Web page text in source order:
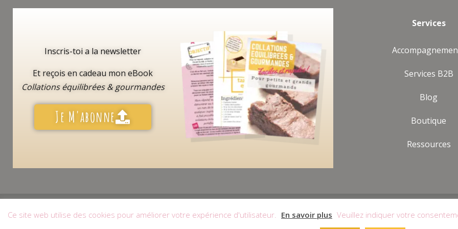
Inscris-toi a la newsletter
Et reçois en cadeau mon eBook
Collations équilibrées & gourmandes
Je M'abonne
Services
Services B2B
Blog
Boutique
Ressources
Mon Compte|CGV|Mentions Légales|Politique de Confidentialité| Politique
Ce site web utilise des cookies pour améliorer votre expérience d'utilisateur. En savoir plus Veuillez indiquer votre